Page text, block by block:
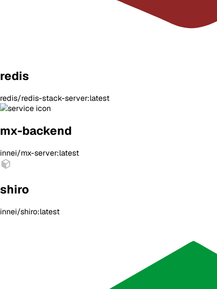
redis
redis/redis-stack-server:latest
mx-backend
innei/mx-server:latest
shiro
innei/shiro:latest